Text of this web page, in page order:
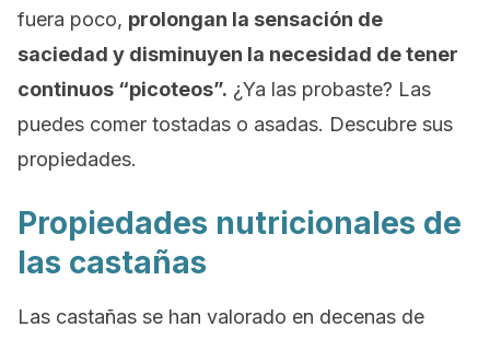
fuera poco, prolongan la sensación de
saciedad y disminuyen la necesidad de tener
continuos “picoteos”. ¿Ya las probaste? Las
puedes comer tostadas o asadas. Descubre sus
propiedades.
Propiedades nutricionales de
las castañas
Las castañas se han valorado en decenas de